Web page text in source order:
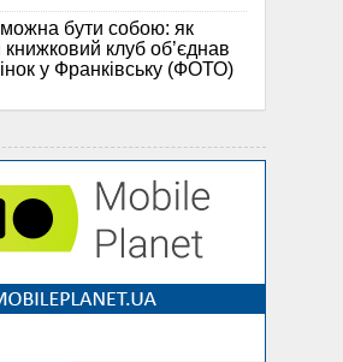
бути собою: як
клуб об’єднав
у Франківську (ФОТО)